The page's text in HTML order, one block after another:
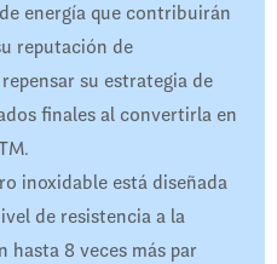
energía que contribuirán
reputación de
su estrategia de
finales al convertirla en
inoxidable está diseñada
de resistencia a la
hasta 8 veces más par